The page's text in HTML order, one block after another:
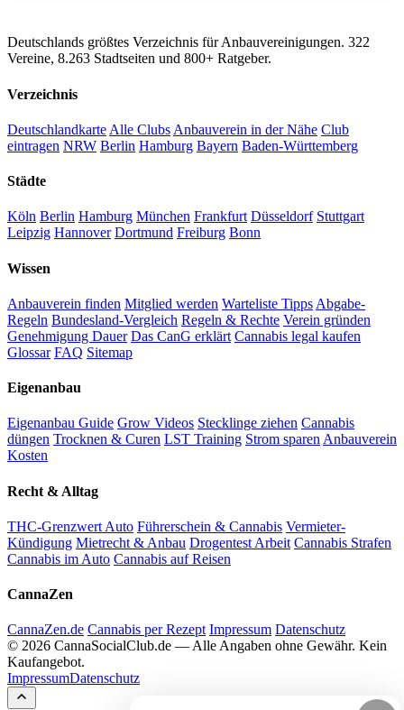
Deutschlands größtes Verzeichnis für Anbauvereinigungen. 322
Vereine, 8.263 Stadtseiten und 800+ Ratgeber.
Verzeichnis
Deutschlandkarte Alle Clubs Anbauverein in der Nähe Club
eintragen NRW Berlin Hamburg Bayern Baden-Württemberg
Städte
Köln Berlin Hamburg München Frankfurt Düsseldorf Stuttgart
Leipzig Hannover Dortmund Freiburg Bonn
Wissen
Anbauverein finden Mitglied werden Warteliste Tipps Abgabe-
Regeln Bundesland-Vergleich Regeln & Rechte Verein gründen
Genehmigung Dauer Das CanG erklärt Cannabis legal kaufen
Glossar FAQ Sitemap
Eigenanbau
Eigenanbau Guide Grow Videos Stecklinge ziehen Cannabis
düngen Trocknen & Curen LST Training Strom sparen Anbauverein
Kosten
Recht & Alltag
THC-Grenzwert Auto Führerschein & Cannabis Vermieter-
Kündigung Mietrecht & Anbau Drogentest Arbeit Cannabis Strafen
Cannabis im Auto Cannabis auf Reisen
CannaZen
CannaZen.de Cannabis per Rezept Impressum Datenschutz
© 2026 CannaSocialClub.de — Alle Angaben ohne Gewähr. Kein
Kaufangebot.
ImpressumDatenschutz